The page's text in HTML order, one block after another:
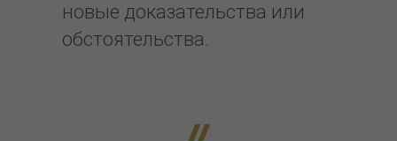
новые доказательства или
обстоятельства.